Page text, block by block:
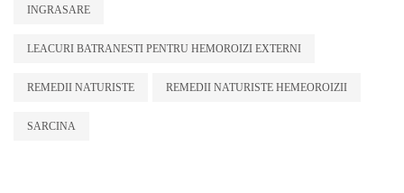
INGRASARE
LEACURI BATRANESTI PENTRU HEMOROIZI EXTERNI
REMEDII NATURISTE REMEDII NATURISTE HEMEOROIZII
SARCINA